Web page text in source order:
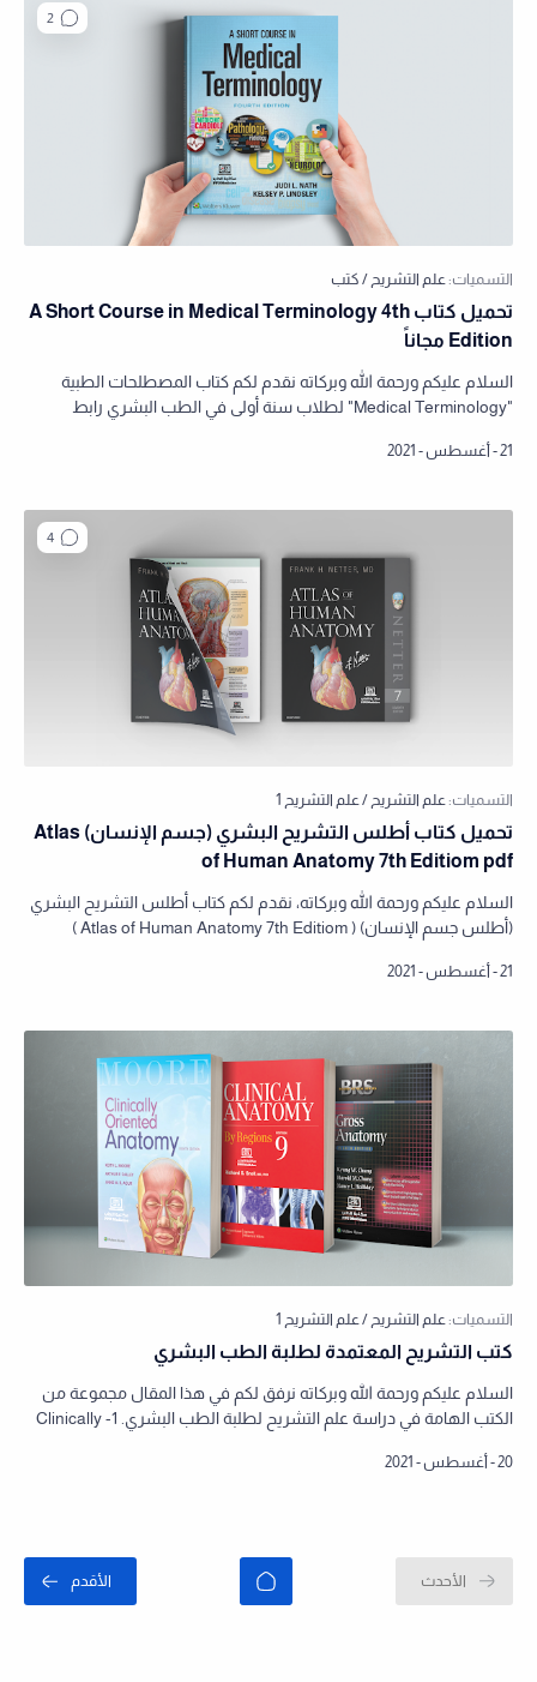
تحميل كتاب A Short Course in Medical Terminology 4th
Edition مجاناً
السلام عليكم ورحمة الله وبركاته نقدم لكم كتاب المصطلحات الطبية
"Medical Terminology" لطلاب سنة أولى في الطب البشري رابط
تحميل كتاب أطلس التشريح البشري (جسم الإنسان) Atlas
of Human Anatomy 7th Editiom pdf
السلام عليكم ورحمة الله وبركاته، نقدم لكم كتاب أطلس التشريح البشري
(أطلس جسم الإنسان) ( Atlas of Human Anatomy 7th Editiom )
كتب التشريح المعتمدة لطلبة الطب البشري
السلام عليكم ورحمة الله وبركاته نرفق لكم في هذا المقال مجموعة من
الكتب الهامة في دراسة علم التشريح لطلبة الطب البشري. 1- Clinically